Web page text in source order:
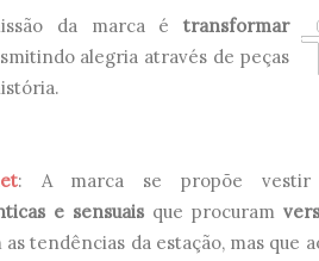
da marca é transformar
alegria através de peças
: A marca se propõe vestir
e sensuais que procuram
tendências da estação, mas que